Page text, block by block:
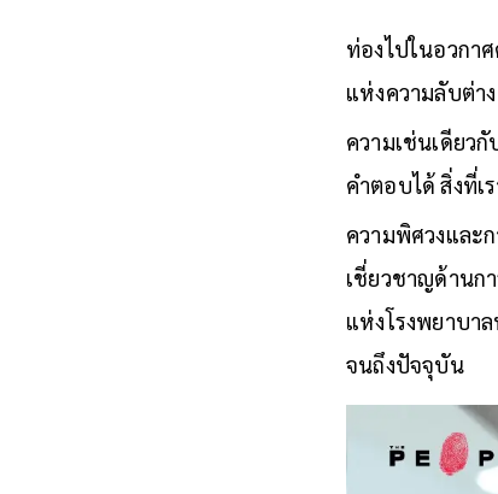
ท่องไปในอวกา
แห่งความลับต่า
ความเช่นเดียว
คำตอบได้ สิ่งที่เ
ความพิศวงและ
เชี่ยวชาญด้านก
แห่งโรงพยาบา
จนถึงปัจจุบัน